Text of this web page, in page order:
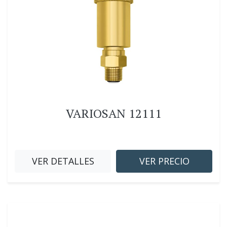
VARIOSAN 12111
VER DETALLES VER PRECIO